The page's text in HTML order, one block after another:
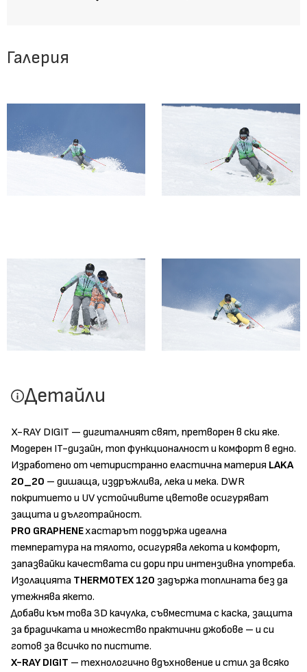
Галерия
Детайли
X-RAY DIGIT — дигиталният свят, претворен в ски яке.
Модерен IT-дизайн, топ функционалност и комфорт в едно.
Изработено от четиристранно еластична материя LAKA
20_20 – дишаща, издръжлива, лека и мека. DWR
покритието и UV устойчивите цветове осигуряват
защита и дълготрайност.
PRO GRAPHENEхастарът поддържа идеална
температура на тялото, осигурява лекота и комфорт,
запазвайки качествата си дори при интензивна употреба.
Изолацията THERMOTEX 120 задържа топлината без да
утежнява якето.
Добави към това 3D качулка, съвместима с каска, защита
за брадичката и множество практични джобове – и си
готов за всичко по пистите.
X-RAY DIGIT – технологично вдъхновение и стил за всяко